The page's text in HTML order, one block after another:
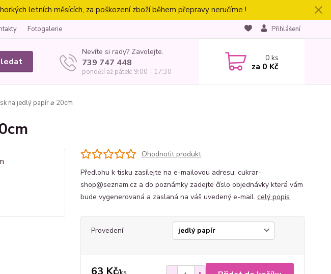
letních měsících, za poškození zboží během přepravy neručíme !
Fotogalerie Přihlášení
Nevíte si rady? Zavolejte.
739 747 448
pondělí až pátek: 9:00 - 17:30
0ks
za 0 Kč
na jedlý papír ⌀ 20cm
Ohodnotit produkt
Předlohu k tisku zasílejte na e-mailovou adresu: cukrar-
shop@seznam.cz a do poznámky zadejte číslo objednávky která vám
bude vygenerovaná a zaslaná na váš uvedený e-mail. celý popis
Provedení
63 Kč/ks